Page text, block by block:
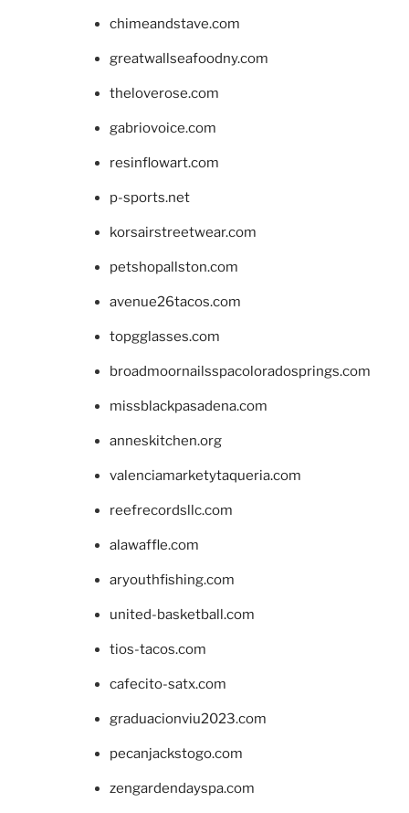
chimeandstave.com
greatwallseafoodny.com
theloverose.com
gabriovoice.com
resinflowart.com
p-sports.net
korsairstreetwear.com
petshopallston.com
avenue26tacos.com
topgglasses.com
broadmoornailsspacoloradosprings.com
missblackpasadena.com
anneskitchen.org
valenciamarketytaqueria.com
reefrecordsllc.com
alawaffle.com
aryouthfishing.com
united-basketball.com
tios-tacos.com
cafecito-satx.com
graduacionviu2023.com
pecanjackstogo.com
zengardendayspa.com